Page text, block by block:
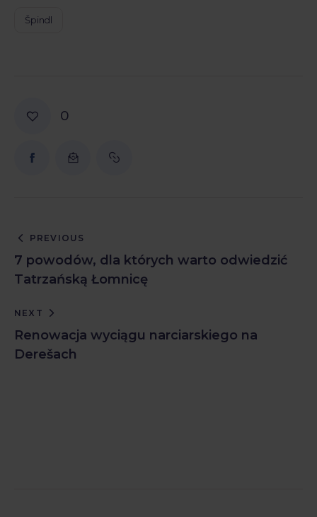
Špindl
0
PREVIOUS
7 powodów, dla których warto odwiedzić
Tatrzańską Łomnicę
NEXT
Renowacja wyciągu narciarskiego na
Derešach